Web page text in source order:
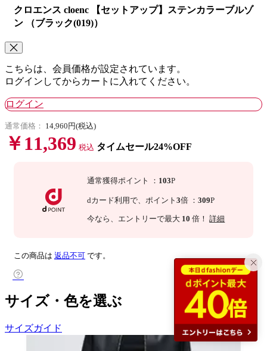
クロエンス cloenc 【セットアップ】ステンカラーブルゾ
ン （ブラック(019)）
こちらは、会員価格が設定されています。
ログインしてからカートに入れてください。
ログイン
通常価格： 14,960円(税込)
￥11,369 税込 タイムセール24%OFF
通常獲得ポイント ： 103P
dカード利用で、ポイント3倍 ：309P
今なら 、エントリーで最大 10 倍！詳細
この商品は 返品不可 です。
サイズ・色を選ぶ
サイズガイド